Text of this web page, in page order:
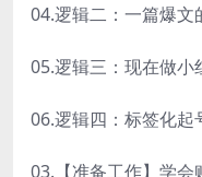
04.逻辑二：一篇爆
05.逻辑三：现在做
06.逻辑四：标签化
03.【准备工作】学